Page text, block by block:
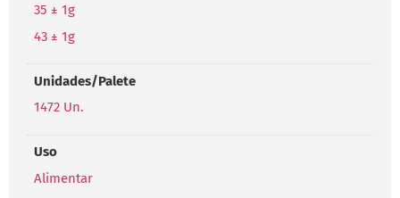
35 ± 1g
43 ± 1g
Unidades/Palete
1472 Un.
Uso
Alimentar